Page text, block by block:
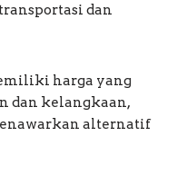
dan
harga yang
dan kelangkaan,
alternatif